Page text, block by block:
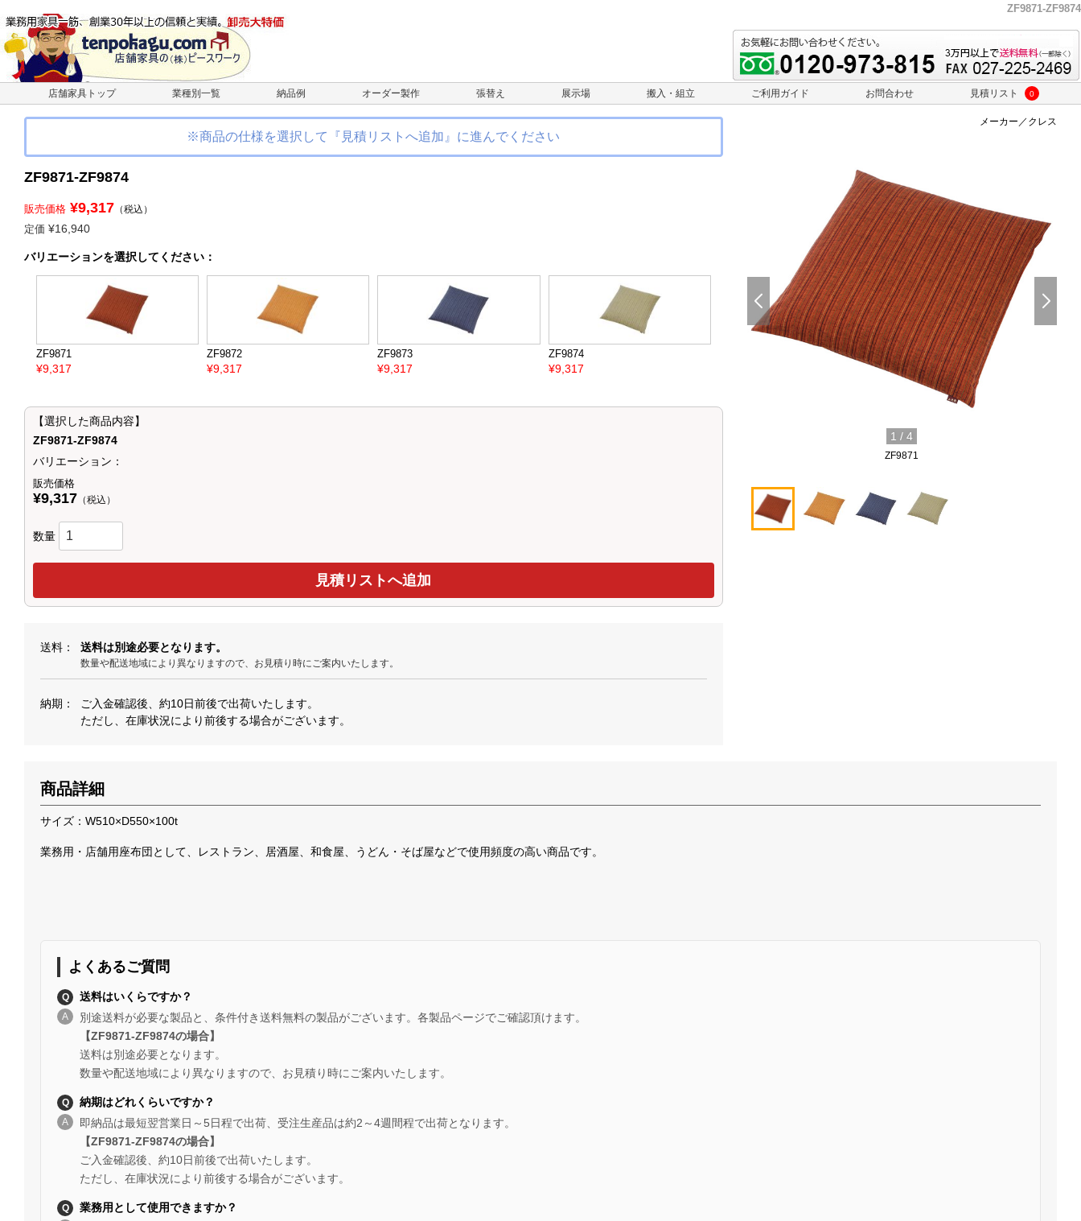
ZF9871-ZF9874
店舗家具トップ 業種別一覧 納品例 オーダー製作 張替え 展示場 搬入・組立 ご利用ガイド お問合わせ 見積リスト 0
メーカー／クレス
ZF9871
1 /4
※商品の仕様を選択して『見積リストへ追加』に進んでください
ZF9871-ZF9874
販売価格 ¥9,317 （税込）
定価¥16,940
バリエーションを選択してください ：
ZF9871
¥9,317
ZF9872
¥9,317
ZF9873
¥9,317
ZF9874
¥9,317
【選択した商品内容】
ZF9871-ZF9874
バリエーション：
販売価格
¥9,317 （税込）
数量
送料 送料は別途必要となります。
数量や配送地域により異なりますので、お見積り時にご案内いたします。
納期
ご入金確認後、約10日前後で出荷いたします。
ただし、在庫状況により前後する場合がございます。
商品詳細
サイズ：W510×D550×100t
業務用・店舗用座布団として、レストラン、居酒屋、和食屋、うどん・そば屋などで使用頻度の高い商品です。
よくあるご質問
送料はいくらですか？
別途送料が必要な製品と、条件付き送料無料の製品がございます。各製品ページでご確認頂けます。
【ZF9871-ZF9874の場合】
送料は別途必要となります。
数量や配送地域により異なりますので、お見積り時にご案内いたします。
納期はどれくらいですか？
即納品は最短翌営業日～5日程で出荷、受注生産品は約2～4週間程で出荷となります。
【ZF9871-ZF9874の場合】
ご入金確認後、約10日前後で出荷いたします。
ただし、在庫状況により前後する場合がございます。
業務用として使用できますか？